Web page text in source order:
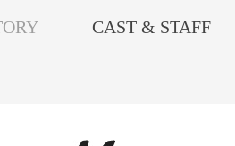
CAST & STAFF